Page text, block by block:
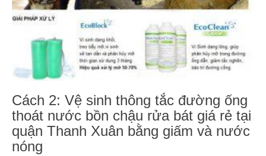
Cách 2: Vệ sinh thông tắc đường ống
thoát nước bồn chậu rửa bát giá rẻ tại
quận Thanh Xuân bằng giấm và nước
nóng